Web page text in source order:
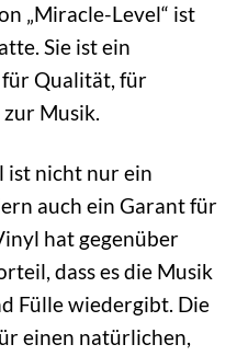
„Miracle-Level“ ist
Sie ist ein
für Qualität, für
Musik.
ist nicht nur ein
auch ein Garant für
hat gegenüber
dass es die Musik
Fülle wiedergibt. Die
einen natürlichen,